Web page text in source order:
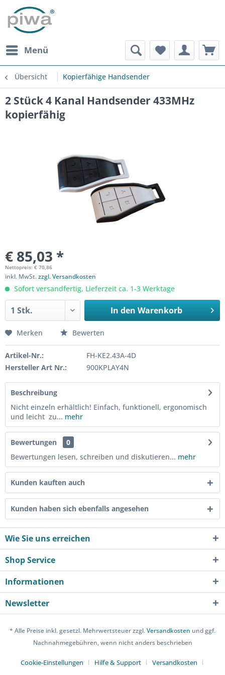
Menü
Übersicht Kopierfähige Handsender
2 Stück 4 Kanal Handsender 433MHz
kopierfähig
€ 85,03 *
Nettopreis: € 70,86
inkl. MwSt.zzgl. Versandkosten
Sofort versandfertig, Lieferzeit ca. 1-3 Werktage
In den Warenkorb
Merken Bewerten
Artikel-Nr.:
FH-KE2.43A-4D
Hersteller Art Nr.:
900KPLAY4N
Beschreibung
Nicht einzeln erhältlich! Einfach, funktionell, ergonomisch
und leicht zu... mehr
Bewertungen
0
Bewertungen lesen, schreiben und diskutieren... mehr
Kunden kauften auch
Kunden haben sich ebenfalls angesehen
Wie Sie uns erreichen
Shop Service
Informationen
Newsletter
* Alle Preise inkl. gesetzl. Mehrwertsteuer zzgl.Versandkosten und ggf.
Nachnahmegebühren, wenn nicht anders beschrieben
Cookie-Einstellungen Hilfe & Support Versandkosten